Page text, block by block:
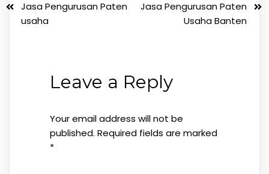
Jasa Pengurusan Paten
usaha
Jasa Pengurusan Paten
Usaha Banten
Leave a Reply
Your email address will not be
published. Required fields are marked
*